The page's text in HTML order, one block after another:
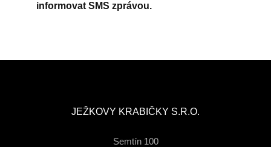
informovat SMS zprávou.
JEŽKOVY KRABIČKY S.R.O.
Semtín 100